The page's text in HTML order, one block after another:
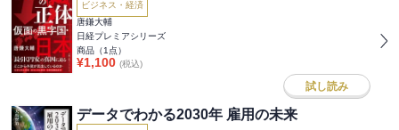
ビジネス・経済
唐鎌大輔
日経プレミアシリーズ
商品（1 点）
¥1,100 (税込)
試し読み
データでわかる2030年 雇用の未来